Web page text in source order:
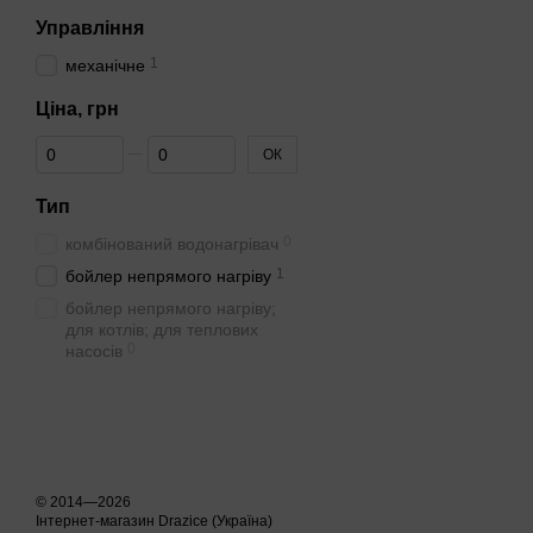
Управління
механічне 1
Ціна, грн
Від Ціна, грн
До Ціна, грн ОК
Тип
комбінований водонагрівач
бойлер непрямого нагріву 1
бойлер непрямого нагріву;
для котлів; для теплових
насосів
© 2014—2026
Інтернет-магазин Drazice (Україна)